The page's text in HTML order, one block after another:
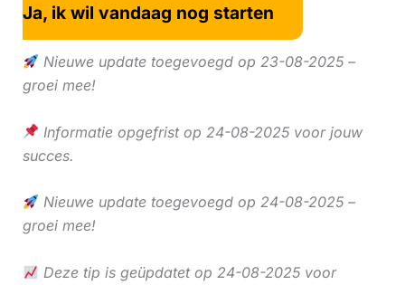
Ja, ik wil vandaag nog starten
Nieuwe update toegevoegd op 23-08-2025 –
groei mee!
Informatie opgefrist op 24-08-2025 voor jouw
succes.
Nieuwe update toegevoegd op 24-08-2025 –
groei mee!
Deze tip is geüpdatet op 24-08-2025 voor